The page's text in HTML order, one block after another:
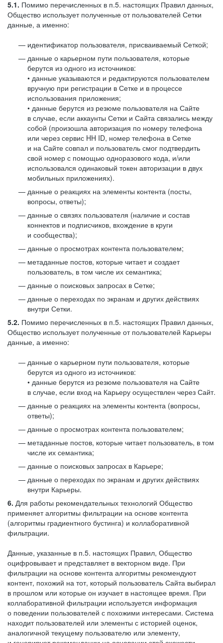
5.1. Помимо перечисленных в п.5. настоящих Правил данных,
Общество использует полученные от пользователей Сетки
данные, а именно:
идентификатор пользователя, присваиваемый Сеткой;
данные о карьерном пути пользователя, которые
берутся из одного из источников:
• данные указываются и редактируются пользователем
вручную при регистрации в Сетке и в процессе
использования приложения;
• данные берутся из резюме пользователя на Сайте
в случае, если аккаунты Сетки и Сайта связались между
собой (произошла авторизация по номеру телефона
или через сервис HH ID, номер телефона в Сетке
и на Сайте совпал и пользователь смог подтвердить
свой номер с помощью одноразового кода, и/или
использовался одинаковый токен авторизации в двух
мобильных приложениях).
данные о реакциях на элементы контента (посты,
вопросы, ответы);
данные о связях пользователя (наличие и состав
коннектов и подписчиков, вхождение в круги
и сообщества);
данные о просмотрах контента пользователем;
метаданные постов, которые читает и создает
пользователь, в том числе их семантика;
данные о поисковых запросах в Сетке;
данные о переходах по экранам и других действиях
внутри Сетки.
5.2. Помимо перечисленных в п.5. настоящих Правил данных,
Общество использует полученные от пользователей Карьеры
данные, а именно:
данные о карьерном пути пользователя, которые
берутся из одного из источников:
• данные берутся из резюме пользователя на Сайте
в случае, если вход на Карьеру осуществлен через Сайт.
данные о реакциях на элементы контента (вопросы,
ответы);
данные о просмотрах контента пользователем;
метаданные постов, которые читает пользователь, в том
числе их семантика;
данные о поисковых запросах в Карьере;
данные о переходах по экранам и других действиях
внутри Карьеры.
6. Для работы рекомендательных технологий Общество
применяет алгоритмы фильтрации на основе контента
(алгоритмы градиентного бустинга) и коллаборативной
фильтрации.
Данные, указанные в п.5. настоящих Правил, Общество
оцифровывает и представляет в векторном виде. При
фильтрации на основе контента алгоритмы рекомендуют
контент, похожий на тот, который пользователь Сайта выбирал
в прошлом или которые он изучает в настоящее время. При
коллаборативной фильтрации используется информация
о поведении пользователей с похожими интересами. Система
находит пользователей или элементы с историей оценок,
аналогичной текущему пользователю или элементу,